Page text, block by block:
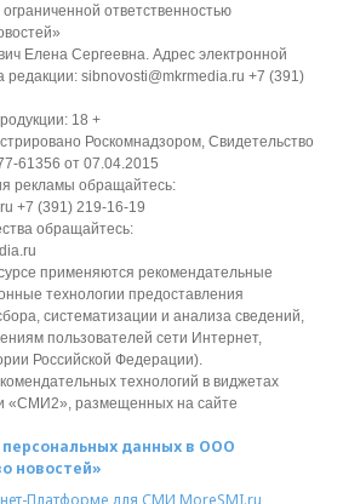
ответственностью
Елена Сергеевна. Адрес электронной
sibnovosti@mkrmedia.ru +7 (391)
18 +
Роскомнадзором, Свидетельство
61356 от 07.04.2015
рекламы обращайтесь:
+7 (391) 219-16-19
обращайтесь:
применяются рекомендательные
технологии предоставления
систематизации и анализа сведений,
пользователей сети Интернет,
Российской Федерации).
технологий в виджетах
«СМИ2», размещенных на сайте
данных в ООО
новостей»